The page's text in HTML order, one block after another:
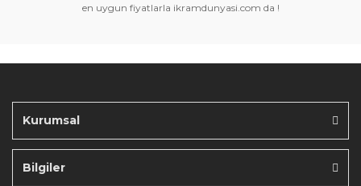
Ürün açıklamasında eksik bilgiler bulunuyor.
en uygun fiyatlarla ikramdunyasi.com da !
Kurumsal
Bilgiler